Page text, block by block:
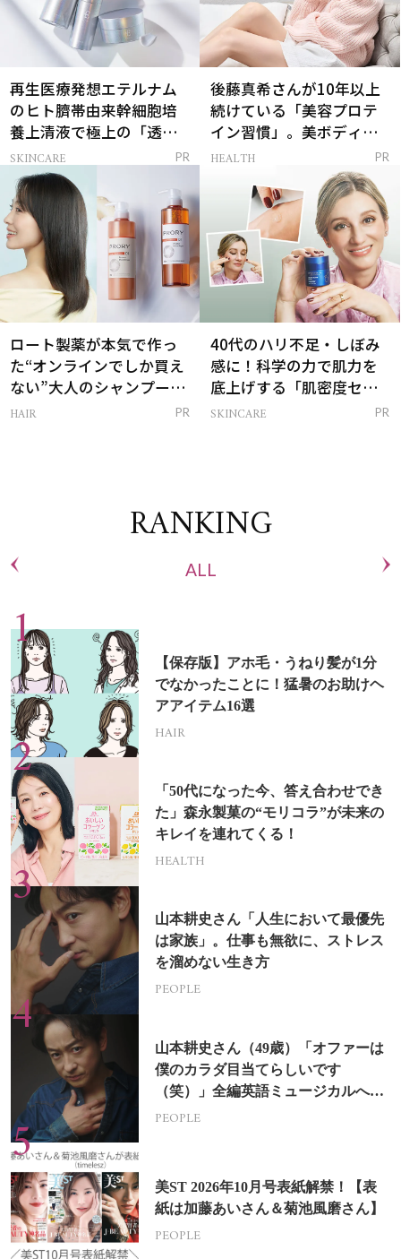
再生医療発想エテルナム
のヒト臍帯由来幹細胞培
養上清液で極上の「透明
感ハリ肌」へ
SKINCARE PR
後藤真希さんが10年以上
続けている「美容プロテ
イン習慣」。美ボディを
支える朝ルーティンと
HEALTH PR
ロート製薬が本気で作っ
た“オンラインでしか買え
ない”大人のシャンプー＆
トリートメントって？
HAIR PR
40代のハリ不足・しぼみ
感に！科学の力で肌力を
底上げする「肌密度セラ
ム」
SKINCARE PR
RANKING
ALL
【保存版】アホ毛・うねり髪が1分
でなかったことに！猛暑のお助けヘ
アアイテム16選
HAIR
「50代になった今、答え合わせでき
た」森永製菓の“モリコラ”が未来の
キレイを連れてくる！
HEALTH
山本耕史さん「人生において最優先
は家族」。仕事も無欲に、ストレス
を溜めない生き方
PEOPLE
山本耕史さん（49歳）「オファーは
僕のカラダ目当てらしいです
（笑）」全編英語ミュージカルへの
挑戦
PEOPLE
美ST 2026年10月号表紙解禁！【表
紙は加藤あいさん＆菊池風磨さん】
PEOPLE